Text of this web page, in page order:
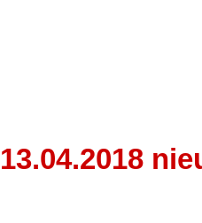
13.04.2018